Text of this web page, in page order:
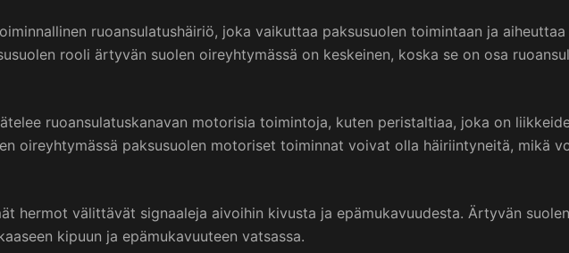
ruoansulatushäiriö, joka vaikuttaa paksusuolen toimintaan ja
rooli ärtyvän suolen oireyhtymässä on keskeinen, koska se on osa
ruoansulatuskanavan motorisia toimintoja, kuten peristaltiaa, joka on
oireyhtymässä paksusuolen motoriset toiminnat voivat olla häiriintyneitä, mikä
hermot välittävät signaaleja aivoihin kivusta ja epämukavuudesta. Ärtyvän
kipuun ja epämukavuuteen vatsassa.